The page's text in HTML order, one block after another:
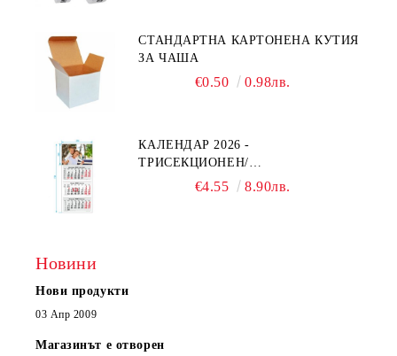
СТАНДАРТНА КАРТОНЕНА КУТИЯ
ЗА ЧАША
€0.50 0.98лв.
КАЛЕНДАР 2026 -
ТРИСЕКЦИОНЕН/
ЕДНОСЕКЦИОНЕН
€4.55 8.90лв.
Новини
Нови продукти
03 Апр 2009
Магазинът е отворен